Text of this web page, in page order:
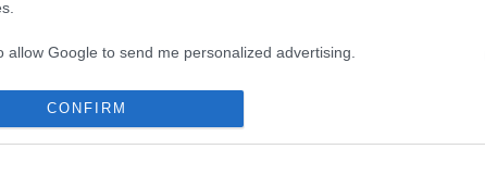
allow Google to send me personalized advertising.
allow Google to enable storage related to analytics like cookies on
identifiers in apps.
CONFIRM
MAJD ÖKÖLLEL ÜTÖTTE SZOMSZÉDAIT